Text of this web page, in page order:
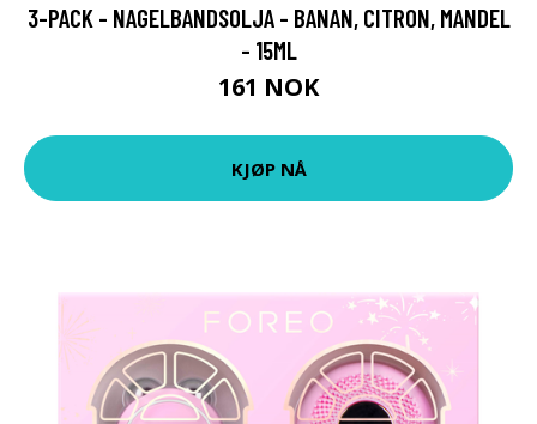
3-PACK - NAGELBANDSOLJA - BANAN, CITRON, MANDEL
- 15ML
161 NOK
KJØP NÅ